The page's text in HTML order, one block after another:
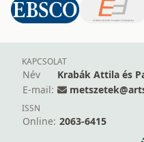
KAPCSOLAT
Név
Krabák Attila és
E-mail:
ISSN
Online: 2063-6415